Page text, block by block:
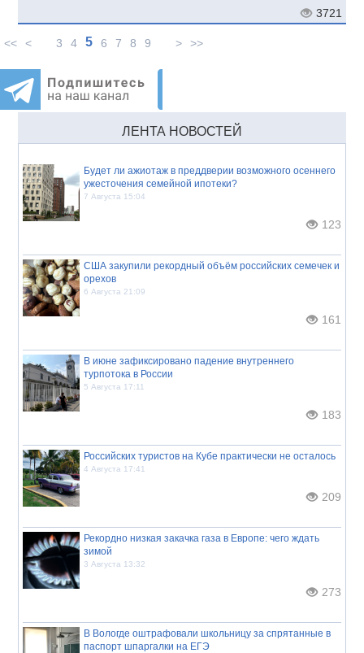
3721
<< < 3 4 5 6 7 8 9 > >>
ЛЕНТА НОВОСТЕЙ
Будет ли ажиотаж в преддверии возможного осеннего
ужесточения семейной ипотеки?
7 Августа 15:04
123
США закупили рекордный объём российских семечек и
орехов
6 Августа 21:09
161
В июне зафиксировано падение внутреннего
турпотока в России
5 Августа 17:11
183
Российских туристов на Кубе практически не осталось
4 Августа 17:41
209
Рекордно низкая закачка газа в Европе: чего ждать
зимой
3 Августа 13:32
273
В Вологде оштрафовали школьницу за спрятанные в
паспорт шпаргалки на ЕГЭ